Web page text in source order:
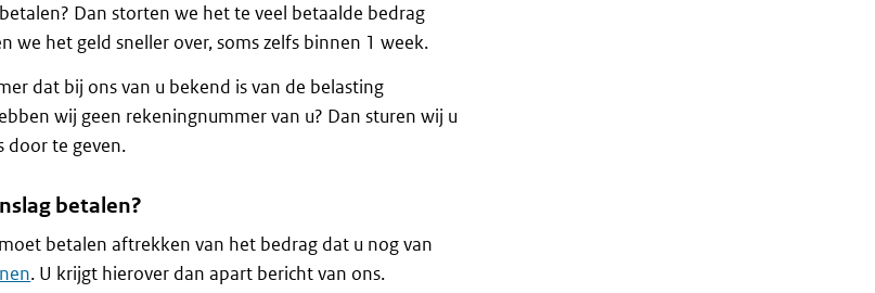
Dan storten we het te veel betaalde bedrag
we het geld sneller over, soms zelfs binnen 1 week.
dat bij ons van u bekend is van de belasting
wij geen rekeningnummer van u? Dan sturen wij u
door te geven.
betalen?
betalen aftrekken van het bedrag dat u nog van
. U krijgt hierover dan apart bericht van ons.